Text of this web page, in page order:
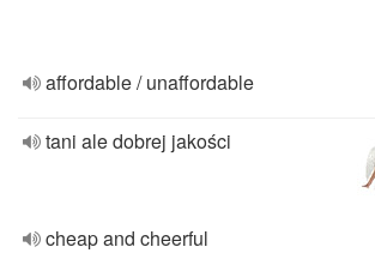
affordable / unaffordable
tani ale dobrej jakości
cheap and cheerful